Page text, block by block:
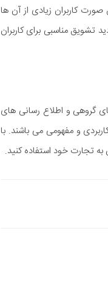
کاربران زیادی از آن ها
تشویق مناسبی برای کاربران
گروهی و اطلاع رسانی های
کاربردی و مفهومی می باشند. با
به تجارت خود استفاده کنید.